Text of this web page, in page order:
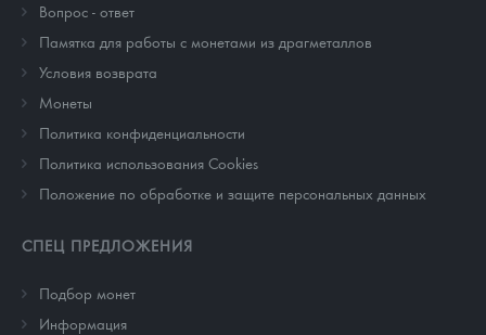
Вопрос - ответ
Памятка для работы с монетами из драгметаллов
Условия возврата
Монеты
Политика конфиденциальности
Политика использования Cookies
Положение по обработке и защите персональных данных
СПЕЦ ПРЕДЛОЖЕНИЯ
Подбор монет
Информация